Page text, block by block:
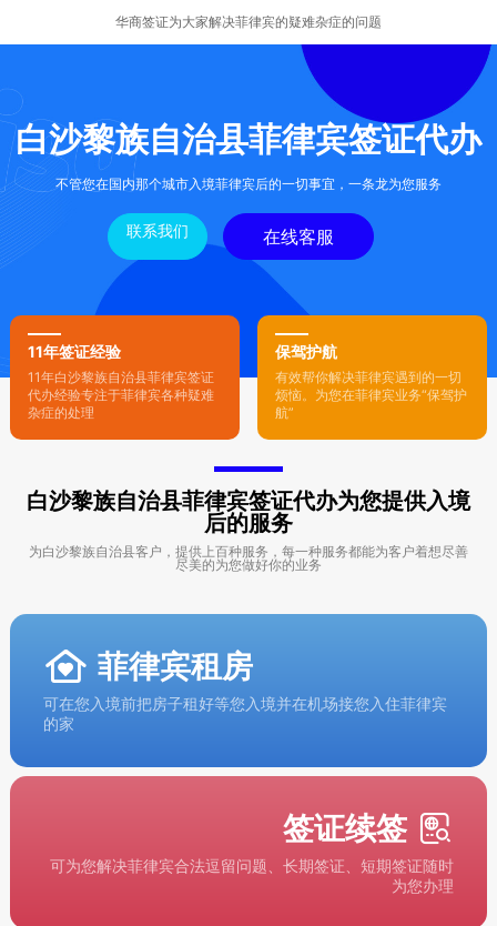
华商签证为大家解决菲律宾的疑难杂症的问题
白沙黎族自治县菲律宾签证代办
不管您在国内那个城市入境菲律宾后的一切事宜，一条龙为您服务
联系我们 在线客服
11年签证经验
11年白沙黎族自治县菲律宾签证
代办经验专注于菲律宾各种疑难
杂症的处理
保驾护航
有效帮你解决菲律宾遇到的一切
烦恼。为您在菲律宾业务“保驾护
航”
白沙黎族自治县菲律宾签证代办为您提供入境
后的服务
为白沙黎族自治县客户，提供上百种服务，每一种服务都能为客户着想尽善
尽美的为您做好你的业务
菲律宾租房
可在您入境前把房子租好等您入境并在机场接您入住菲律宾
的家
签证续签
可为您解决菲律宾合法逗留问题、长期签证、短期签证随时
为您办理